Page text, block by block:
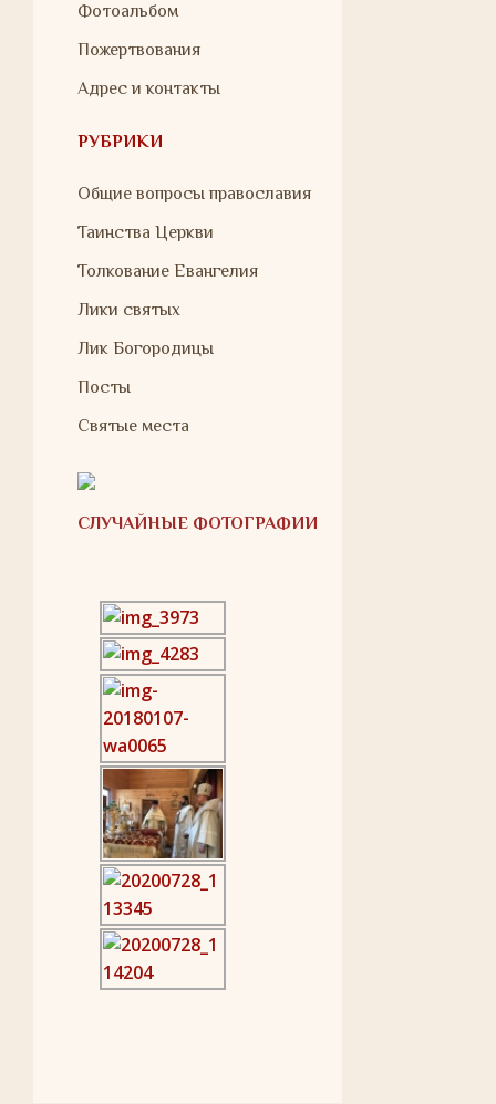
Фотоальбом
Пожертвования
Адрес и контакты
РУБРИКИ
Общие вопросы православия
Таинства Церкви
Толкование Евангелия
Лики святых
Лик Богородицы
Посты
Святые места
СЛУЧАЙНЫЕ ФОТОГРАФИИ